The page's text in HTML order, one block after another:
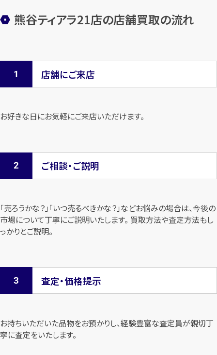
熊谷ティアラ21店の店舗買取の流れ
店舗にご来店
お好きな日にお気軽にご来店いただけます。
ご相談・ご説明
「売ろうかな？」「いつ売るべきかな？」などお悩みの場合は、今後の
市場について丁寧にご説明いたします。 買取方法や査定方法もし
っかりとご説明。
査定・価格提示
お持ちいただいた品物をお預かりし、経験豊富な査定員が親切丁
寧に査定をいたします。